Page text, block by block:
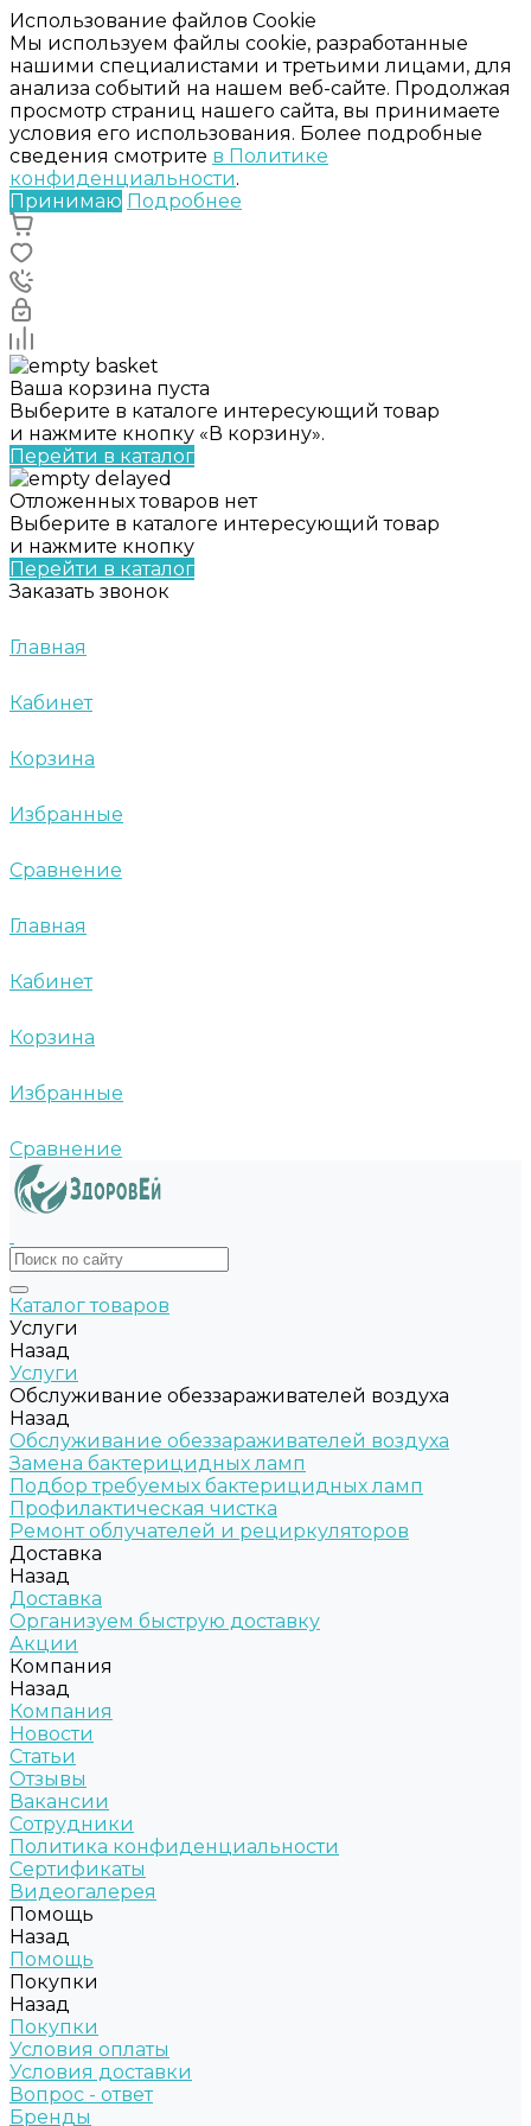
Использование файлов Cookie
Мы используем файлы cookie, разработанные
нашими специалистами и третьими лицами, для
анализа событий на нашем веб-сайте. Продолжая
просмотр страниц нашего сайта, вы принимаете
условия его использования. Более подробные
сведения смотрите в Политике
конфиденциальности.
Принимаю Подробнее
Ваша корзина пуста
Выберите в каталоге интересующий товар
и нажмите кнопку «В корзину».
Перейти в каталог
Отложенных товаров нет
Выберите в каталоге интересующий товар
и нажмите кнопку
Перейти в каталог
Заказать звонок
Главная
Кабинет
Корзина
Избранные
Сравнение
Главная
Кабинет
Корзина
Избранные
Сравнение
Каталог товаров
Услуги
Назад
Услуги
Обслуживание обеззараживателей воздуха
Назад
Обслуживание обеззараживателей воздуха
Замена бактерицидных ламп
Подбор требуемых бактерицидных ламп
Профилактическая чистка
Ремонт облучателей и рециркуляторов
Доставка
Назад
Доставка
Организуем быструю доставку
Акции
Компания
Назад
Компания
Новости
Статьи
Отзывы
Вакансии
Сотрудники
Политика конфиденциальности
Сертификаты
Видеогалерея
Помощь
Назад
Помощь
Покупки
Назад
Покупки
Условия оплаты
Условия доставки
Вопрос - ответ
Бренды